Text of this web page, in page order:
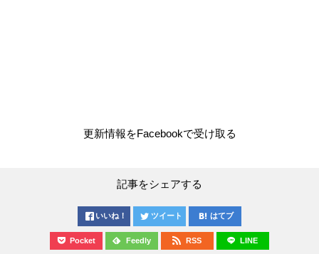
更新情報をFacebookで受け取る
記事をシェアする
いいね！ ツイート はてブ
Pocket Feedly RSS LINE